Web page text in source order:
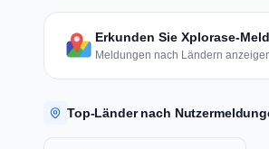
Erkunden Sie Xplorase-
Meldungen nach Ländern
Top-Länder nach